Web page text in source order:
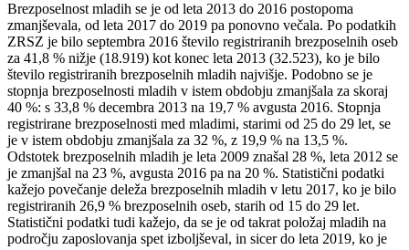
Brezposelnost mladih se je od leta 2013 do 2016 postopoma
zmanjševala, od leta 2017 do 2019 pa ponovno večala. Po podatkih
ZRSZ je bilo septembra 2016 število registriranih brezposelnih oseb
za 41,8 % nižje (18.919) kot konec leta 2013 (32.523), ko je bilo
število registriranih brezposelnih mladih najvišje. Podobno se je
stopnja brezposelnosti mladih v istem obdobju zmanjšala za skoraj
40 %: s 33,8 % decembra 2013 na 19,7 % avgusta 2016. Stopnja
registrirane brezposelnosti med mladimi, starimi od 25 do 29 let, se
je v istem obdobju zmanjšala za 32 %, z 19,9 % na 13,5 %.
Odstotek brezposelnih mladih je leta 2009 znašal 28 %, leta 2012 se
je zmanjšal na 23 %, avgusta 2016 pa na 20 %. Statistični podatki
kažejo povečanje deleža brezposelnih mladih v letu 2017, ko je bilo
registriranih 26,9 % brezposelnih oseb, starih od 15 do 29 let.
Statistični podatki tudi kažejo, da se je od takrat položaj mladih na
področju zaposlovanja spet izboljševal, in sicer do leta 2019, ko je